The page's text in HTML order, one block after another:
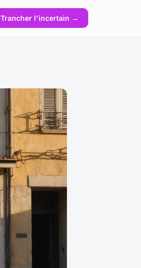
Trancher l'incertain →